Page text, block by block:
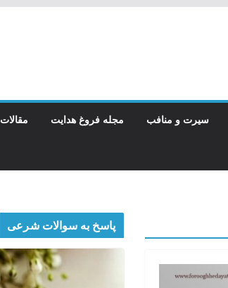
سیرت و منافب مجله فروغ هدایت مقالات
پاسخ به سوالات شرعی